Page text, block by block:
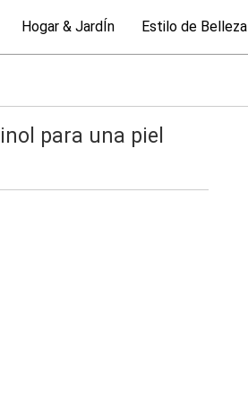
Hogar & JardÍn Estilo de Belleza
para una piel